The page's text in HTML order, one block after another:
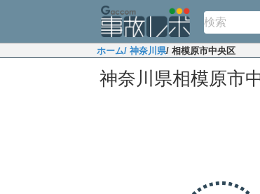
ホーム/ 神奈川県/ 相模原市中央区
神奈川県相模原市